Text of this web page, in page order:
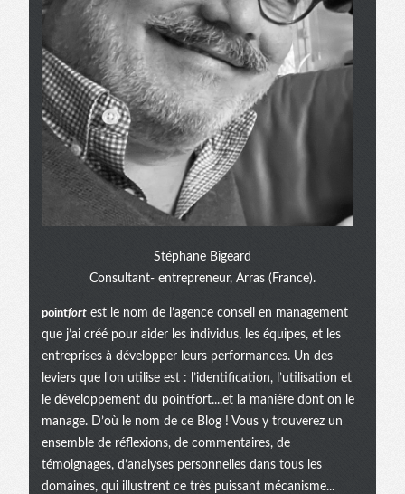
Stéphane Bigeard
Consultant- entrepreneur, Arras (France).
pointfort est le nom de l’agence conseil en management
que j’ai créé pour aider les individus, les équipes, et les
entreprises à développer leurs performances. Un des
leviers que l'on utilise est : l’identification, l’utilisation et
le développement du pointfort....et la manière dont on le
manage. D’où le nom de ce Blog ! Vous y trouverez un
ensemble de réflexions, de commentaires, de
témoignages, d’analyses personnelles dans tous les
domaines, qui illustrent ce très puissant mécanisme...